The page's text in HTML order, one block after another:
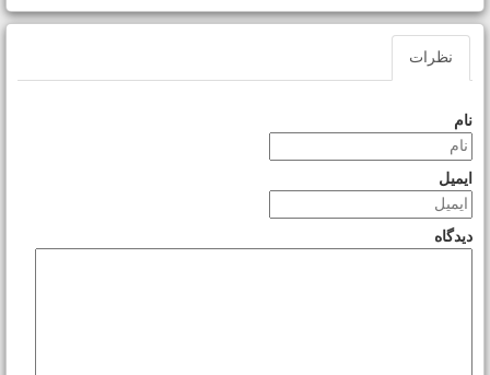
نظرات
نام
ایمیل
دیدگاه